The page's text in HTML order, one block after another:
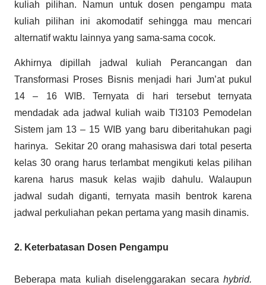
kuliah pilihan. Namun untuk dosen pengampu mata
kuliah pilihan ini akomodatif sehingga mau mencari
alternatif waktu lainnya yang sama-sama cocok.
Akhirnya dipillah jadwal kuliah Perancangan dan
Transformasi Proses Bisnis menjadi hari Jum’at pukul
14 – 16 WIB. Ternyata di hari tersebut ternyata
mendadak ada jadwal kuliah waib TI3103 Pemodelan
Sistem jam 13 – 15 WIB yang baru diberitahukan pagi
harinya. Sekitar 20 orang mahasiswa dari total peserta
kelas 30 orang harus terlambat mengikuti kelas pilihan
karena harus masuk kelas wajib dahulu. Walaupun
jadwal sudah diganti, ternyata masih bentrok karena
jadwal perkuliahan pekan pertama yang masih dinamis.
2. Keterbatasan Dosen Pengampu
Beberapa mata kuliah diselenggarakan secara hybrid.